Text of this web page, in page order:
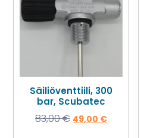
Säiliöventtiili, 300
bar, Scubatec
83,00€ 49,00 €